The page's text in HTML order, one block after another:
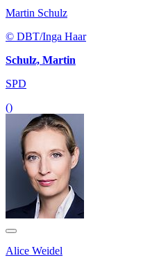
Martin Schulz
© DBT/Inga Haar
Schulz, Martin
SPD
()
Alice Weidel